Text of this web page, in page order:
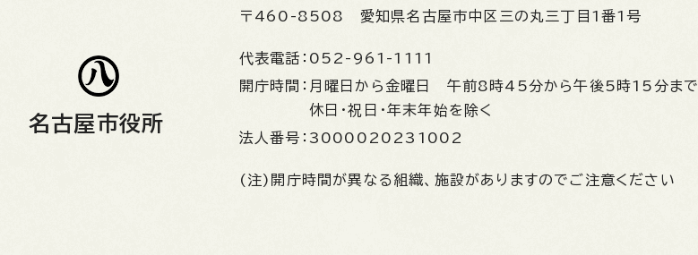
名古屋市役所
〒460-8508 愛知県名古屋市中区三の丸三丁目1番1号
代表電話： 052-961-1111
開庁時間： 月曜日から金曜日 午前8時45分から午後5時15分まで
休日・祝日・年末年始を除く
法人番号： 3000020231002
(注)開庁時間が異なる組織、施設がありますのでご注意ください